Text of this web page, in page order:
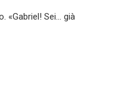
«Gabriel! Sei… già